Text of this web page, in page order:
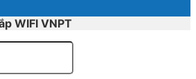
WIFI VNPT